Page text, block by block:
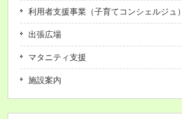
利用者支援事業（子育てコンシェルジュ）
出張広場
マタニティ支援
施設案内